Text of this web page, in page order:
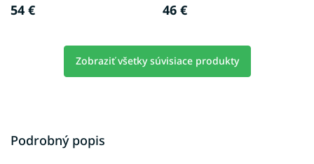
54 € 46 €
Zobraziť všetky súvisiace produkty
Podrobný popis